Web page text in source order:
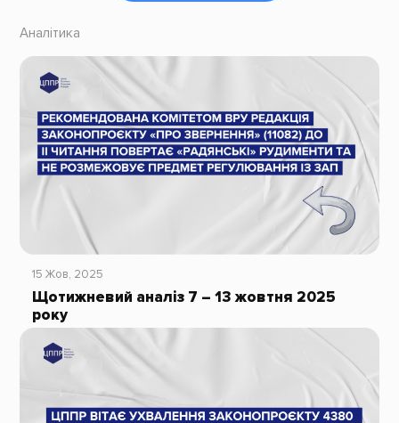
Аналітика
15 Жов, 2025
Щотижневий аналіз 7 – 13 жовтня 2025
року